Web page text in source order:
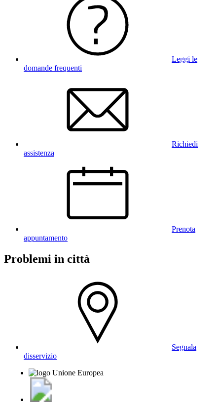
Leggi le
domande frequenti
Richiedi
assistenza
Prenota
appuntamento
Problemi in città
Segnala
disservizio